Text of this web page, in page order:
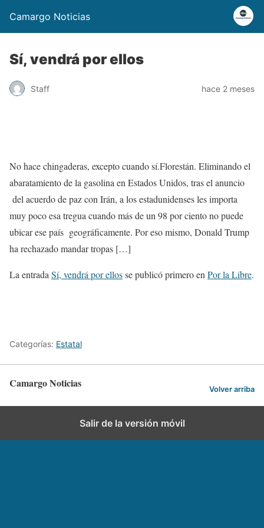
Camargo Noticias
Sí, vendrá por ellos
Staff hace 2 meses
No hace chingaderas, excepto cuando sí.Florestán. Eliminando el
abaratamiento de la gasolina en Estados Unidos, tras el anuncio
del acuerdo de paz con Irán, a los estadunidenses les importa
muy poco esa tregua cuando más de un 98 por ciento no puede
ubicar ese país geográficamente. Por eso mismo, Donald Trump
ha rechazado mandar tropas […]
La entrada Sí, vendrá por ellosse publicó primero en Por la Libre.
Categorías: Estatal
Camargo Noticias Volver arriba
Salir de la versión móvil